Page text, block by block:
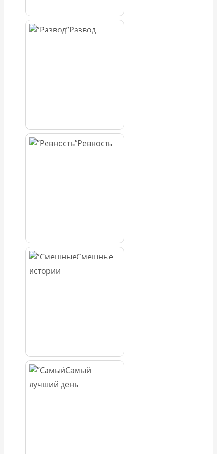
Развод
Ревность
Смешные
истории
Самый
лучший день